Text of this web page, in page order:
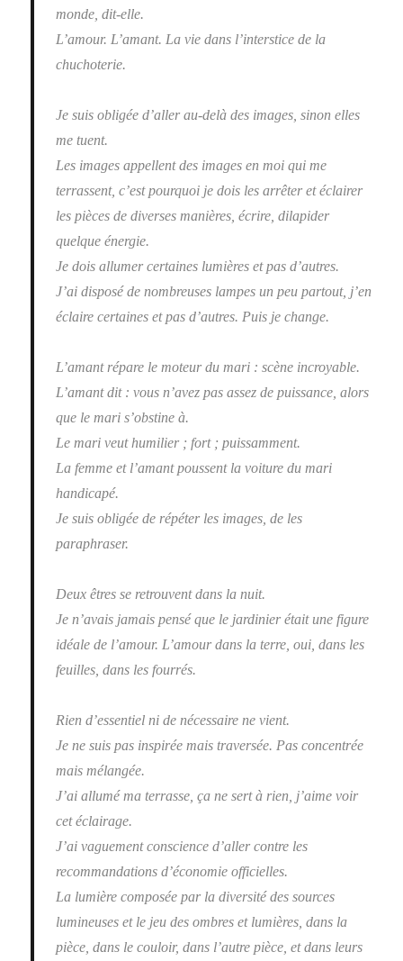
monde, dit-elle.
L’amour. L’amant. La vie dans l’interstice de la
chuchoterie.
Je suis obligée d’aller au-delà des images, sinon elles
me tuent.
Les images appellent des images en moi qui me
terrassent, c’est pourquoi je dois les arrêter et éclairer
les pièces de diverses manières, écrire, dilapider
quelque énergie.
Je dois allumer certaines lumières et pas d’autres.
J’ai disposé de nombreuses lampes un peu partout, j’en
éclaire certaines et pas d’autres. Puis je change.
L’amant répare le moteur du mari : scène incroyable.
L’amant dit : vous n’avez pas assez de puissance, alors
que le mari s’obstine à.
Le mari veut humilier ; fort ; puissamment.
La femme et l’amant poussent la voiture du mari
handicapé.
Je suis obligée de répéter les images, de les
paraphraser.
Deux êtres se retrouvent dans la nuit.
Je n’avais jamais pensé que le jardinier était une figure
idéale de l’amour. L’amour dans la terre, oui, dans les
feuilles, dans les fourrés.
Rien d’essentiel ni de nécessaire ne vient.
Je ne suis pas inspirée mais traversée. Pas concentrée
mais mélangée.
J’ai allumé ma terrasse, ça ne sert à rien, j’aime voir
cet éclairage.
J’ai vaguement conscience d’aller contre les
recommandations d’économie officielles.
La lumière composée par la diversité des sources
lumineuses et le jeu des ombres et lumières, dans la
pièce, dans le couloir, dans l’autre pièce, et dans leurs